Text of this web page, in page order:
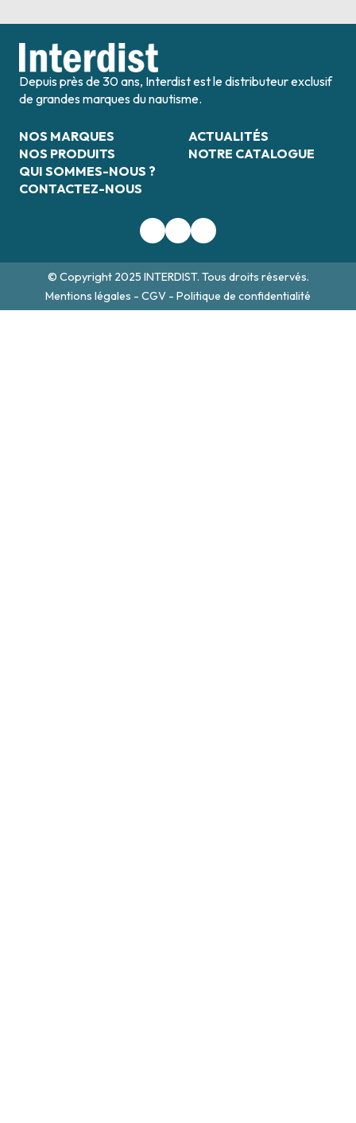
Depuis près de 30 ans, Interdist est le distributeur exclusif
de grandes marques du nautisme.
NOS MARQUES
NOS PRODUITS
QUI SOMMES-NOUS ?
CONTACTEZ-NOUS
ACTUALITÉS
NOTRE CATALOGUE
© Copyright 2025 INTERDIST. Tous droits réservés.
Mentions légales - CGV - Politique de confidentialité